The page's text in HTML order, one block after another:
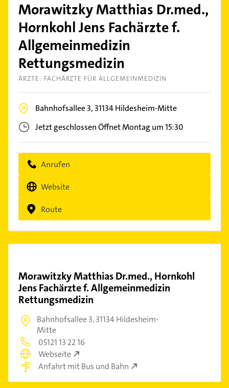
Morawitzky Matthias Dr.med.,
Hornkohl Jens Fachärzte f.
Allgemeinmedizin
Rettungsmedizin
ÄRZTE: FACHÄRZTE FÜR ALLGEMEINMEDIZIN
Bahnhofsallee 3, 31134Hildesheim-Mitte
Jetzt geschlossenÖffnet Montag um 15:30
Anrufen
Website
Route
Morawitzky Matthias Dr.med., Hornkohl
Jens Fachärzte f. Allgemeinmedizin
Rettungsmedizin
Bahnhofsallee 3,31134 Hildesheim-
Mitte
05121 13 22 16
Webseite
Anfahrt mit Bus und Bahn